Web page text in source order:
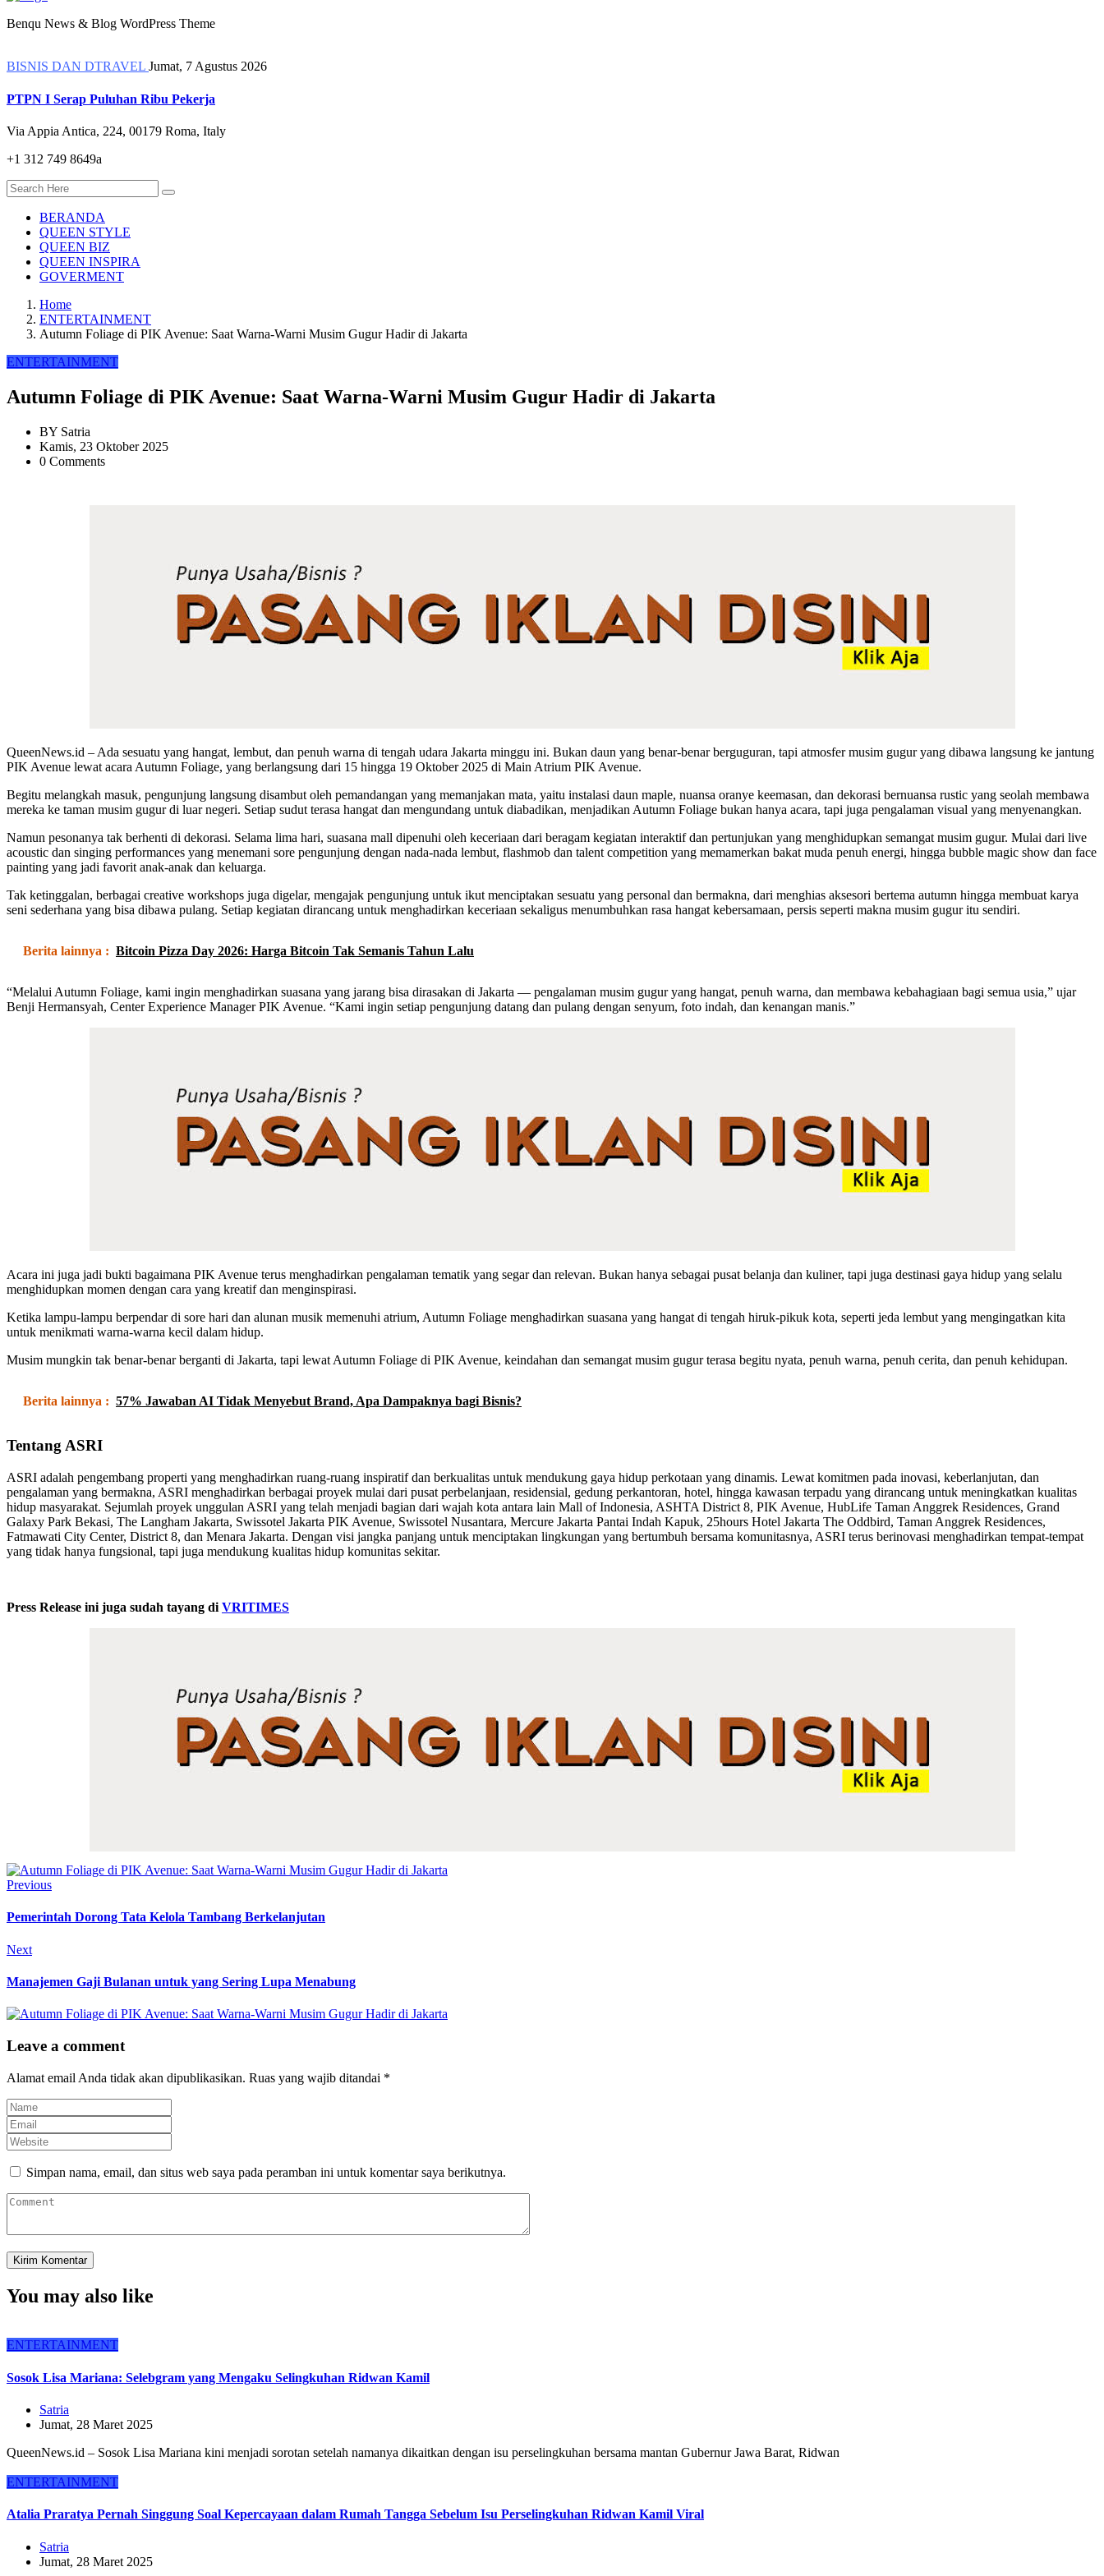
Benqu News & Blog WordPress Theme
BISNIS DAN DTRAVEL Jumat, 7 Agustus 2026
PTPN I Serap Puluhan Ribu Pekerja
Via Appia Antica, 224, 00179 Roma, Italy
+1 312 749 8649a
BERANDA
QUEEN STYLE
QUEEN BIZ
QUEEN INSPIRA
GOVERMENT
Home
ENTERTAINMENT
Autumn Foliage di PIK Avenue: Saat Warna-Warni Musim Gugur Hadir di Jakarta
ENTERTAINMENT
Autumn Foliage di PIK Avenue: Saat Warna-Warni Musim Gugur Hadir di Jakarta
BY Satria
Kamis, 23 Oktober 2025
0 Comments
QueenNews.id – Ada sesuatu yang hangat, lembut, dan penuh warna di tengah udara Jakarta minggu ini. Bukan daun yang benar-benar berguguran, tapi atmosfer musim gugur yang dibawa langsung ke jantung
PIK Avenue lewat acara Autumn Foliage, yang berlangsung dari 15 hingga 19 Oktober 2025 di Main Atrium PIK Avenue.
Begitu melangkah masuk, pengunjung langsung disambut oleh pemandangan yang memanjakan mata, yaitu instalasi daun maple, nuansa oranye keemasan, dan dekorasi bernuansa rustic yang seolah membawa
mereka ke taman musim gugur di luar negeri. Setiap sudut terasa hangat dan mengundang untuk diabadikan, menjadikan Autumn Foliage bukan hanya acara, tapi juga pengalaman visual yang menyenangkan.
Namun pesonanya tak berhenti di dekorasi. Selama lima hari, suasana mall dipenuhi oleh keceriaan dari beragam kegiatan interaktif dan pertunjukan yang menghidupkan semangat musim gugur. Mulai dari live
acoustic dan singing performances yang menemani sore pengunjung dengan nada-nada lembut, flashmob dan talent competition yang memamerkan bakat muda penuh energi, hingga bubble magic show dan face
painting yang jadi favorit anak-anak dan keluarga.
Tak ketinggalan, berbagai creative workshops juga digelar, mengajak pengunjung untuk ikut menciptakan sesuatu yang personal dan bermakna, dari menghias aksesori bertema autumn hingga membuat karya
seni sederhana yang bisa dibawa pulang. Setiap kegiatan dirancang untuk menghadirkan keceriaan sekaligus menumbuhkan rasa hangat kebersamaan, persis seperti makna musim gugur itu sendiri.
Berita lainnya : Bitcoin Pizza Day 2026: Harga Bitcoin Tak Semanis Tahun Lalu
“Melalui Autumn Foliage, kami ingin menghadirkan suasana yang jarang bisa dirasakan di Jakarta — pengalaman musim gugur yang hangat, penuh warna, dan membawa kebahagiaan bagi semua usia,” ujar
Benji Hermansyah, Center Experience Manager PIK Avenue. “Kami ingin setiap pengunjung datang dan pulang dengan senyum, foto indah, dan kenangan manis.”
Acara ini juga jadi bukti bagaimana PIK Avenue terus menghadirkan pengalaman tematik yang segar dan relevan. Bukan hanya sebagai pusat belanja dan kuliner, tapi juga destinasi gaya hidup yang selalu
menghidupkan momen dengan cara yang kreatif dan menginspirasi.
Ketika lampu-lampu berpendar di sore hari dan alunan musik memenuhi atrium, Autumn Foliage menghadirkan suasana yang hangat di tengah hiruk-pikuk kota, seperti jeda lembut yang mengingatkan kita
untuk menikmati warna-warna kecil dalam hidup.
Musim mungkin tak benar-benar berganti di Jakarta, tapi lewat Autumn Foliage di PIK Avenue, keindahan dan semangat musim gugur terasa begitu nyata, penuh warna, penuh cerita, dan penuh kehidupan.
Berita lainnya : 57% Jawaban AI Tidak Menyebut Brand, Apa Dampaknya bagi Bisnis?
Tentang ASRI
ASRI adalah pengembang properti yang menghadirkan ruang-ruang inspiratif dan berkualitas untuk mendukung gaya hidup perkotaan yang dinamis. Lewat komitmen pada inovasi, keberlanjutan, dan
pengalaman yang bermakna, ASRI menghadirkan berbagai proyek mulai dari pusat perbelanjaan, residensial, gedung perkantoran, hotel, hingga kawasan terpadu yang dirancang untuk meningkatkan kualitas
hidup masyarakat. Sejumlah proyek unggulan ASRI yang telah menjadi bagian dari wajah kota antara lain Mall of Indonesia, ASHTA District 8, PIK Avenue, HubLife Taman Anggrek Residences, Grand
Galaxy Park Bekasi, The Langham Jakarta, Swissotel Jakarta PIK Avenue, Swissotel Nusantara, Mercure Jakarta Pantai Indah Kapuk, 25hours Hotel Jakarta The Oddbird, Taman Anggrek Residences,
Fatmawati City Center, District 8, dan Menara Jakarta. Dengan visi jangka panjang untuk menciptakan lingkungan yang bertumbuh bersama komunitasnya, ASRI terus berinovasi menghadirkan tempat-tempat
yang tidak hanya fungsional, tapi juga mendukung kualitas hidup komunitas sekitar.
Press Release ini juga sudah tayang di VRITIMES
Previous
Pemerintah Dorong Tata Kelola Tambang Berkelanjutan
Next
Manajemen Gaji Bulanan untuk yang Sering Lupa Menabung
Leave a comment
Alamat email Anda tidak akan dipublikasikan. Ruas yang wajib ditandai *
Simpan nama, email, dan situs web saya pada peramban ini untuk komentar saya berikutnya.
You may also like
ENTERTAINMENT
Sosok Lisa Mariana: Selebgram yang Mengaku Selingkuhan Ridwan Kamil
Satria
Jumat, 28 Maret 2025
QueenNews.id – Sosok Lisa Mariana kini menjadi sorotan setelah namanya dikaitkan dengan isu perselingkuhan bersama mantan Gubernur Jawa Barat, Ridwan
ENTERTAINMENT
Atalia Praratya Pernah Singgung Soal Kepercayaan dalam Rumah Tangga Sebelum Isu Perselingkuhan Ridwan Kamil Viral
Satria
Jumat, 28 Maret 2025